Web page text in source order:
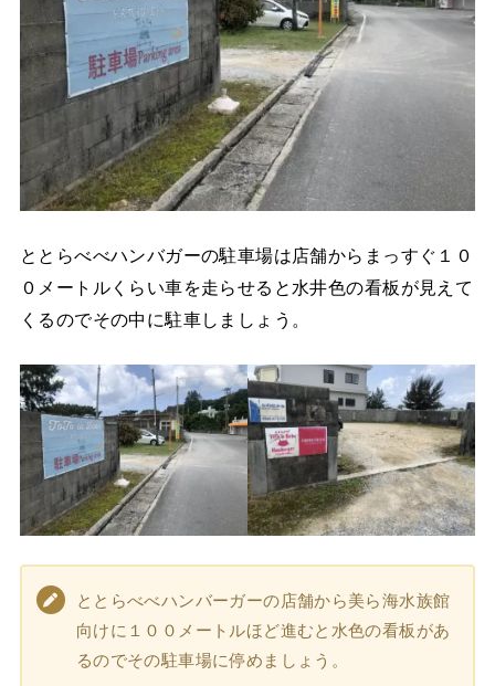
ととらべべハンバガーの駐車場は店舗からまっすぐ１０
０メートルくらい車を走らせると水井色の看板が見えて
くるのでその中に駐車しましょう。
ととらべべハンバーガーの店舗から美ら海水族館
向けに１００メートルほど進むと水色の看板があ
るのでその駐車場に停めましょう。